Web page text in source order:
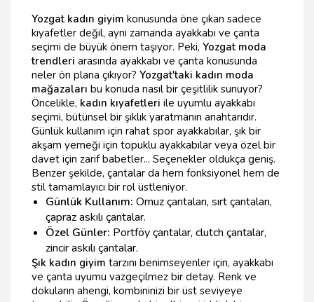
Yozgat kadın giyim konusunda öne çıkan sadece
kıyafetler değil, aynı zamanda ayakkabı ve çanta
seçimi de büyük önem taşıyor. Peki, Yozgat moda
trendleri arasında ayakkabı ve çanta konusunda
neler ön plana çıkıyor? Yozgat'taki kadın moda
mağazaları bu konuda nasıl bir çeşitlilik sunuyor?
Öncelikle, kadın kıyafetleri ile uyumlu ayakkabı
seçimi, bütünsel bir şıklık yaratmanın anahtarıdır.
Günlük kullanım için rahat spor ayakkabılar, şık bir
akşam yemeği için topuklu ayakkabılar veya özel bir
davet için zarif babetler... Seçenekler oldukça geniş.
Benzer şekilde, çantalar da hem fonksiyonel hem de
stil tamamlayıcı bir rol üstleniyor.
Günlük Kullanım: Omuz çantaları, sırt çantaları,
çapraz askılı çantalar.
Özel Günler: Portföy çantalar, clutch çantalar,
zincir askılı çantalar.
Şık kadın giyim tarzını benimseyenler için, ayakkabı
ve çanta uyumu vazgeçilmez bir detay. Renk ve
dokuların ahengi, kombininizi bir üst seviyeye